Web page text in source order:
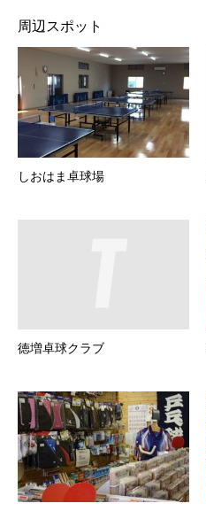
周辺スポット
しおはま卓球場
徳増卓球クラブ